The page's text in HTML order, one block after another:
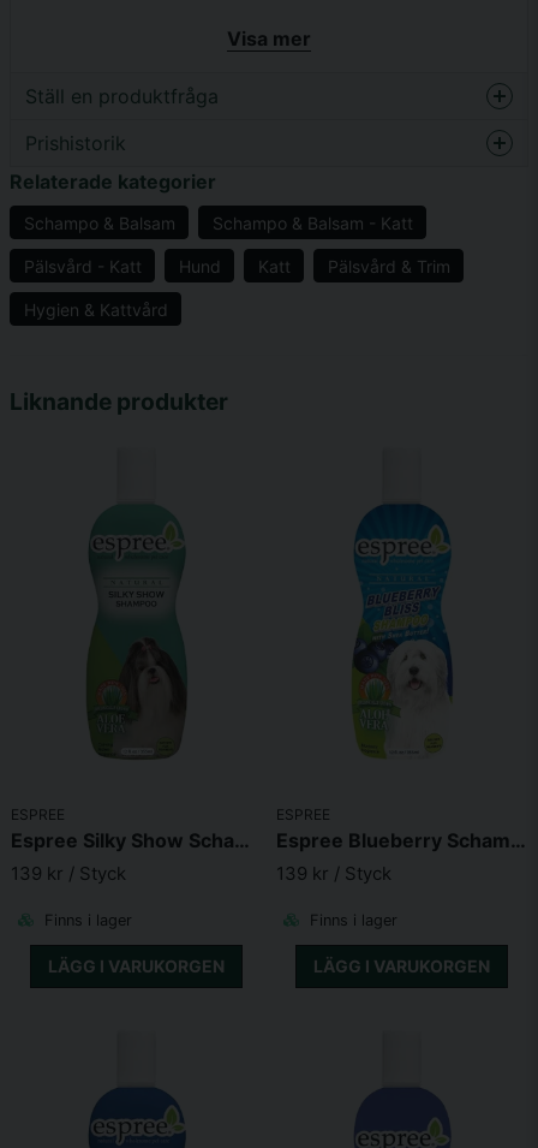
Innehåll: Vatten, kokosnötbaserade rengöringsämnen
(utvunna ur plantan), Aloe Vera, panthenol, jojoba, A, D och
Visa mer
Ställ en produktfråga
question
name
Namn
Prishistorik
Relaterade kategorier
Schampo & Balsam Schampo & Balsam - Katt
Pälsvård - Katt Hund Katt Pälsvård & Trim
Hygien & Kattvård
Liknande produkter
ESPREE
Espree Silky Show Schampo
139 kr / Styck
Finns i lager
LÄGG I VARUKORGEN
ESPREE
Espree Blueberry Schampo
139 kr / Styck
Finns i lager
LÄGG I VARUKORGEN